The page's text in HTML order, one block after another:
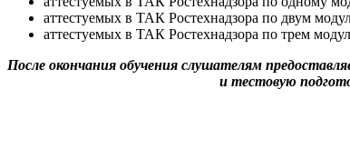
аттестуемых в ТАК Ростехнадзора по двум
аттестуемых в ТАК Ростехнадзора по трем
После окончания обучения слушателям
и тестовую